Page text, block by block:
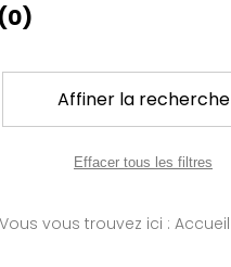
(0)
Affiner la recherche
Effacer tous les filtres
Vous vous trouvez ici : Accueil